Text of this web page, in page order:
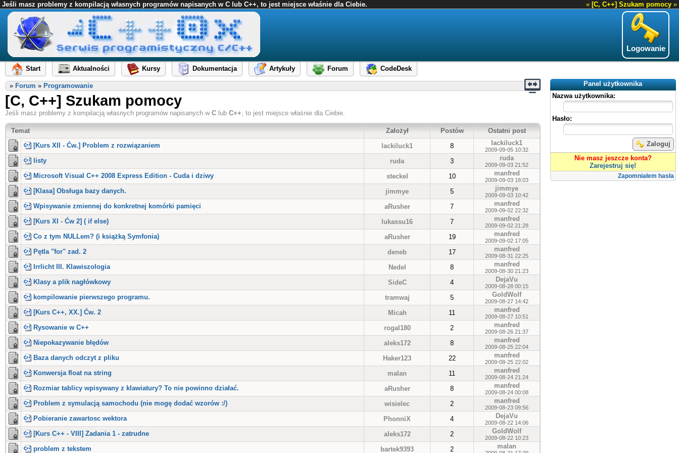
« [C, C++] Szukam pomocy »
Jeśli masz problemy z kompilacją własnych programów napisanych w C lub C++, to jest miejsce właśnie dla Ciebie.
Logowanie
Start Aktualności Kursy Dokumentacja Artykuły Forum
CodeDesk
Panel użytkownika
Nazwa użytkownika:
Hasło:
Zaloguj
Nie masz jeszcze konta?
Zarejestruj się!
Zapomniałem hasła
» Forum » Programowanie
[C, C++] Szukam pomocy
Jeśli masz problemy z kompilacją własnych programów napisanych w C lub C++, to jest miejsce właśnie dla Ciebie.
Temat Założył Postów
Ostatni post
[Kurs XII - Ćw.] Problem z rozwiązaniem
lackiluck1 8 lackiluck1
2009-09-05 10:32
listy ruda 3 ruda
2009-09-03 21:52
Microsoft Visual C++ 2008 Express Edition - Cuda i dziwy steckel 10 manfred
2009-09-03 18:03
[Klasa] Obsługa bazy danych. jimmye 5 jimmye
2009-09-03 10:42
Wpisywanie zmiennej do konkretnej komórki pamięci aRusher 7 manfred
2009-09-02 22:32
[Kurs XI - Ćw 2] ( if else) lukassu16 7 manfred
2009-09-02 21:28
Co z tym NULLem? (i książką Symfonia) aRusher 19 manfred
2009-09-02 17:05
Pętla "for" zad. 2 deneb 17 manfred
2009-08-31 22:25
Irrlicht III. Klawiszologia Nedel 8 manfred
2009-08-30 21:23
Klasy a plik nagłówkowy SideC 4 DejaVu
2009-08-28 00:15
kompilowanie pierwszego programu. tramwaj 5 GoldWolf
2009-08-27 14:42
[Kurs C++, XX.] Ćw. 2 Micah 11 manfred
2009-08-27 10:51
Rysowanie w C++ rogal180 2 manfred
2009-08-26 21:37
Niepokazywanie błędów aleks172 8 manfred
2009-08-25 22:04
Baza danych odczyt z pliku Haker123 22 manfred
2009-08-25 22:02
Konwersja float na string malan 11 manfred
2009-08-24 21:24
Rozmiar tablicy wpisywany z klawiatury? To nie powinno działać. aRusher 8 manfred
2009-08-24 00:08
Problem z symulacją samochodu (nie mogę dodać wzorów :/) wisielec 2 manfred
2009-08-23 09:56
Pobieranie zawartosc wektora PhonniX 4 DejaVu
2009-08-22 14:06
[Kurs C++ - VIII] Zadania 1 - zatrudne aleks172 2 GoldWolf
2009-08-22 10:23
problem z tekstem bartek9393 2 malan